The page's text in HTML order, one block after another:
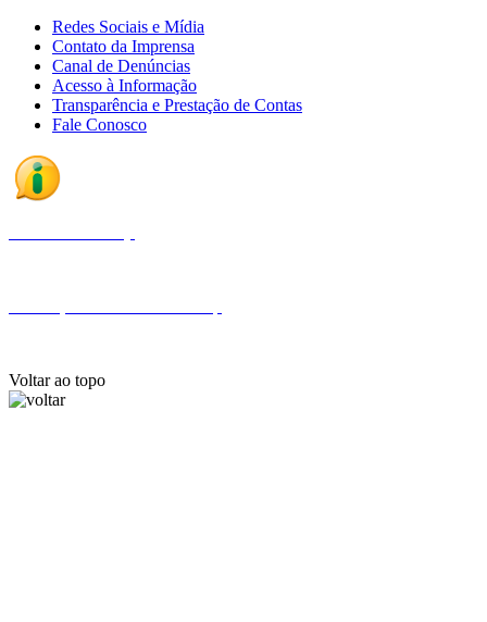
Redes Sociais e Mídia
Contato da Imprensa
Canal de Denúncias
Acesso à Informação
Transparência e Prestação de Contas
Fale Conosco
Voltar ao topo